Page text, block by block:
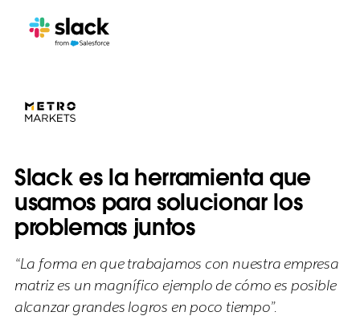
Slack es la herramienta que
usamos para solucionar los
problemas juntos
“La forma en que trabajamos con nuestra empresa
matriz es un magnífico ejemplo de cómo es posible
alcanzar grandes logros en poco tiempo”.